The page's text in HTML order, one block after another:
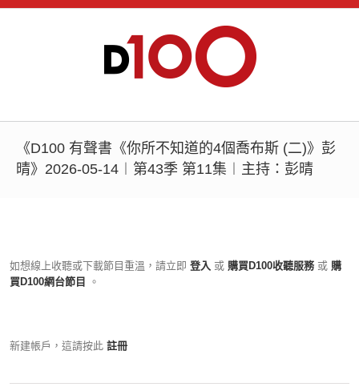
《D100 有聲書《你所不知道的4個喬布斯 (二)》彭
晴》2026-05-14︱第43季 第11集︱主持：彭晴
如想線上收聽或下載節目重溫，請立即 登入 或 購買D100收聽服務 或 購
買D100網台節目
。
新建帳戶，這請按此 註冊